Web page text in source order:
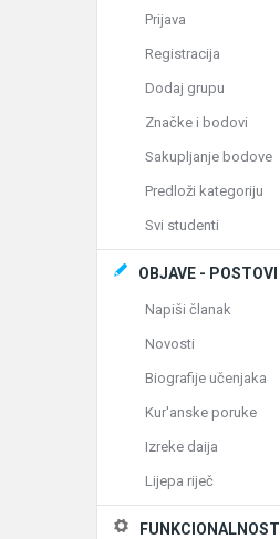
Prijava
Registracija
Dodaj grupu
Značke i bodovi
Sakupljanje bodove
Predloži kategoriju
Svi studenti
OBJAVE - POSTOVI
Napiši članak
Novosti
Biografije učenjaka
Kur'anske poruke
Izreke daija
Lijepa riječ
FUNKCIONALNOST